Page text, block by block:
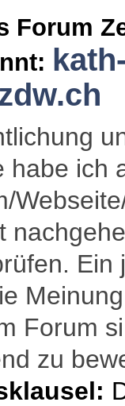
Forum
habe ich
Forum
zu